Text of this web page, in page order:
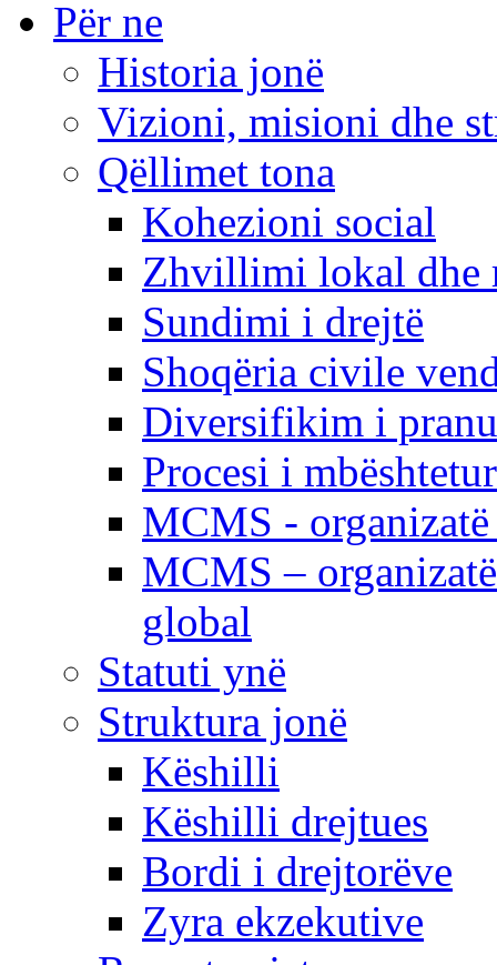
Për ne
Historia jonë
Vizioni, misioni dhe
Qëllimet tona
Kohezioni social
Zhvillimi lokal dhe
Sundimi i drejtë
Shoqëria civile
Diversifikim i
Procesi i
MCMS -
MCMS –
global
Statuti ynë
Struktura jonë
Këshilli
Këshilli drejtues
Bordi i drejtorëve
Zyra ekzekutive